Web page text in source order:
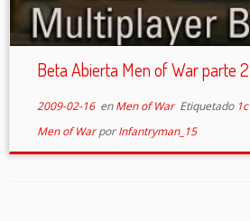
Beta Abierta Men of War parte 2
2009-02-16enMen of War Etiquetado 1c
Men of WarporInfantryman_15